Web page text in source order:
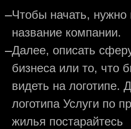
—Чтобы начать, нужно
название компании.
—Далее, описать
бизнеса или то, что
видеть на логотипе.
логотипа Услуги по
жилья постарайтесь